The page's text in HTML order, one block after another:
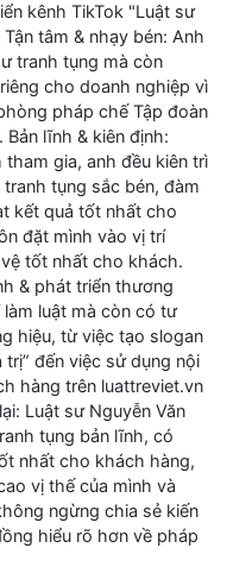
kênh TikTok "Luật sư
tâm & nhạy bén: Anh
tranh tụng mà còn
cho doanh nghiệp vì
pháp chế Tập đoàn
Bản lĩnh & kiên định:
tham gia, anh đều kiên trì
tụng sắc bén, đàm
kết quả tốt nhất cho
đặt mình vào vị trí
tốt nhất cho khách.
& phát triển thương
luật mà còn có tư
hiệu, từ việc tạo slogan
trị” đến việc sử dụng nội
hàng trên luattreviet.vn
Luật sư Nguyễn Văn
tụng bản lĩnh, có
nhất cho khách hàng,
vị thế của mình và
ngừng chia sẻ kiến
hiểu rõ hơn về pháp